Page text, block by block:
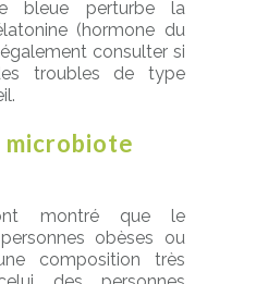
bleue perturbe la
(hormone du
consulter si
troubles de type
microbiote
montré que le
obèses ou
composition très